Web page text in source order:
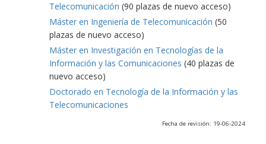
Telecomunicación (90 plazas de nuevo acceso)
Máster en Ingeniería de Telecomunicación (50
plazas de nuevo acceso)
Máster en Investigación en Tecnologías de la
Información y las Comunicaciones (40 plazas de
nuevo acceso)
Doctorado en Tecnología de la Información y las
Telecomunicaciones
Fecha de revisión: 19-06-2024